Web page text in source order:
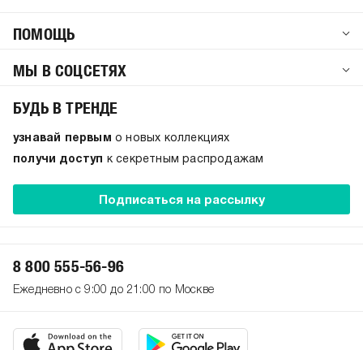
ПОМОЩЬ
МЫ В СОЦСЕТЯХ
БУДЬ В ТРЕНДЕ
узнавай первым о новых коллекциях
получи доступ к секретным распродажам
Подписаться на рассылку
8 800 555-56-96
Ежедневно с 9:00 до 21:00 по Москве